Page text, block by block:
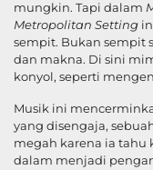
mungkin. Tapi dalam
Metropolitan Setting
sempit. Bukan sempit
dan makna. Di sini
konyol, seperti
Musik ini
yang disengaja,
megah karena ia tahu
dalam menjadi